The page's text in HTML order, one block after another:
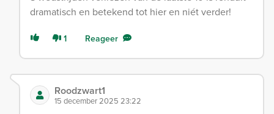
dramatisch en betekend tot hier en niét verder!
1 Reageer
Roodzwart1
15 december 2025 23:22